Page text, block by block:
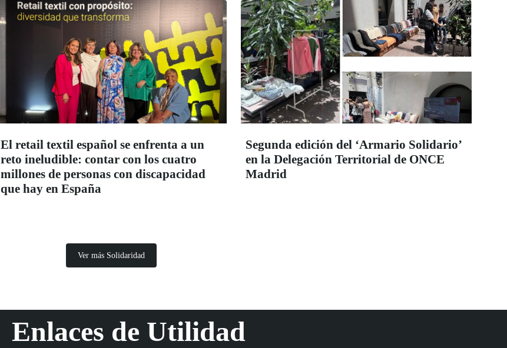
El retail textil español se enfrenta a un
reto ineludible: contar con los cuatro
millones de personas con discapacidad
que hay en España
Segunda edición del ‘Armario Solidario’
en la Delegación Territorial de ONCE
Madrid
Ver más Solidaridad
Enlaces de Utilidad